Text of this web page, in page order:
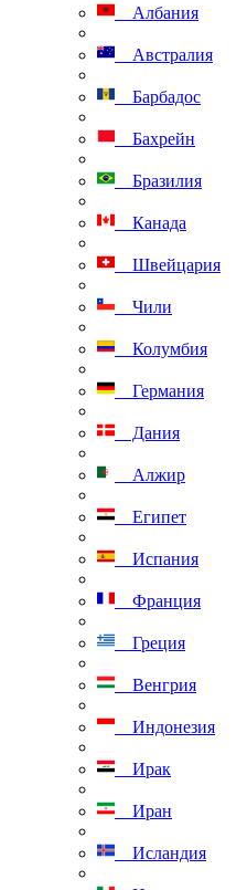
Албания
Австралия
Барбадос
Бахрейн
Бразилия
Канада
Швейцария
Чили
Колумбия
Германия
Дания
Алжир
Египет
Испания
Франция
Греция
Венгрия
Индонезия
Ирак
Иран
Исландия